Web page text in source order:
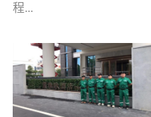
空气治理项目顺利启航，
程...
案例【深圳安居乐寓】室
内空气治理项目深圳安居
乐寓 深圳市安居乐寓